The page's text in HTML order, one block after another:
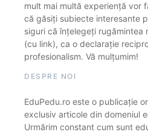
mult mai multă experiență vor
că găsiți subiecte interesante
siguri că înțelegeți rugămintea
(cu link), ca o declarație
profesionalism. Vă mulțumim!
DESPRE NOI
EduPedu.ro este o publicație
exclusiv articole din domeniul
Urmărim constant cum sunt